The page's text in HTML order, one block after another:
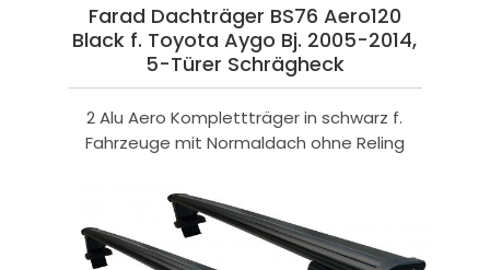
Farad Dachträger BS76 Aero120
Black f. Toyota Aygo Bj. 2005-2014,
5-Türer Schrägheck
2 Alu Aero Komplettträger in schwarz f.
Fahrzeuge mit Normaldach ohne Reling